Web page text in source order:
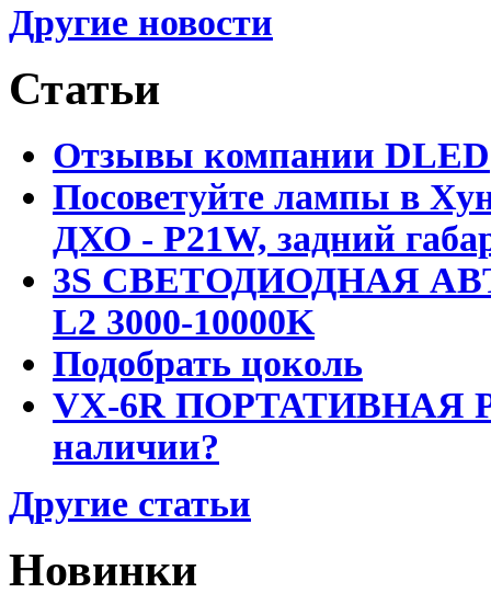
Другие новости
Статьи
Отзывы компании DLED
Посоветуйте лампы в
ДХО - P21W, задний
3S СВЕТОДИОДНАЯ
L2 3000-10000K
Подобрать цоколь
VX-6R ПОРТАТИВНАЯ
наличии?
Другие статьи
Новинки